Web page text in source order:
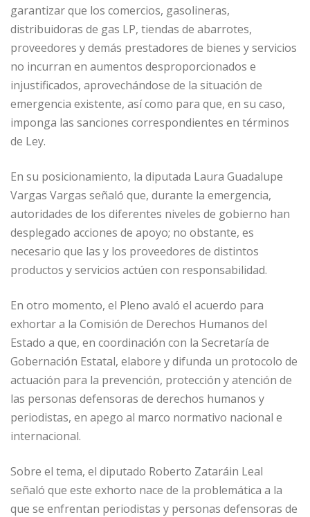
garantizar que los comercios, gasolineras,
distribuidoras de gas LP, tiendas de abarrotes,
proveedores y demás prestadores de bienes y servicios
no incurran en aumentos desproporcionados e
injustificados, aprovechándose de la situación de
emergencia existente, así como para que, en su caso,
imponga las sanciones correspondientes en términos
de Ley.
En su posicionamiento, la diputada Laura Guadalupe
Vargas Vargas señaló que, durante la emergencia,
autoridades de los diferentes niveles de gobierno han
desplegado acciones de apoyo; no obstante, es
necesario que las y los proveedores de distintos
productos y servicios actúen con responsabilidad.
En otro momento, el Pleno avaló el acuerdo para
exhortar a la Comisión de Derechos Humanos del
Estado a que, en coordinación con la Secretaría de
Gobernación Estatal, elabore y difunda un protocolo de
actuación para la prevención, protección y atención de
las personas defensoras de derechos humanos y
periodistas, en apego al marco normativo nacional e
internacional.
Sobre el tema, el diputado Roberto Zataráin Leal
señaló que este exhorto nace de la problemática a la
que se enfrentan periodistas y personas defensoras de